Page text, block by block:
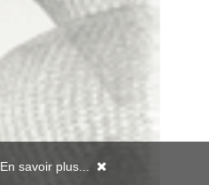
En savoir plus...